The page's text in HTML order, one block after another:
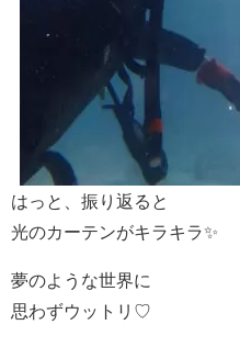
はっと、振り返ると
光のカーテンがキラキラ✨
夢のような世界に
思わずウットリ♡